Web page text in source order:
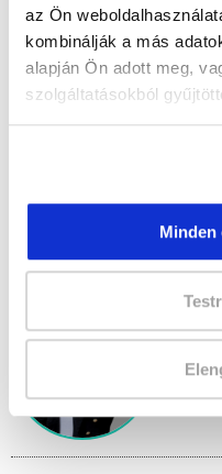
az Ön
kombinálják a más
alapján Ön adott meg,
szolgáltatásokból
Minden
Beszámítható
Személyesen
során?
Képzésszervező